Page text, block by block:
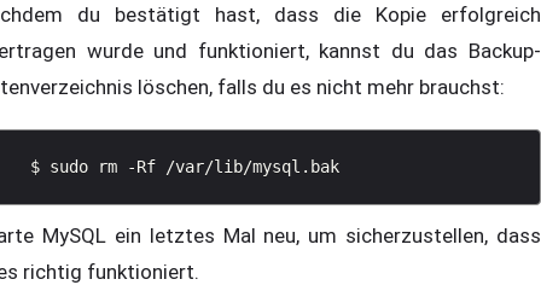
du bestätigt hast, dass die Kopie erfolgreich
wurde und funktioniert, kannst du das Backup-
löschen, falls du es nicht mehr brauchst:
MySQL ein letztes Mal neu, um sicherzustellen, dass
richtig funktioniert.